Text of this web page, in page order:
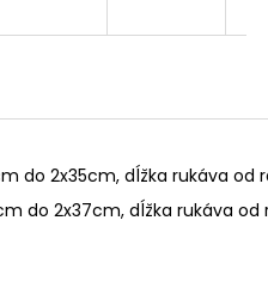
do 2x35cm, dĺžka rukáva od
do 2x37cm, dĺžka rukáva